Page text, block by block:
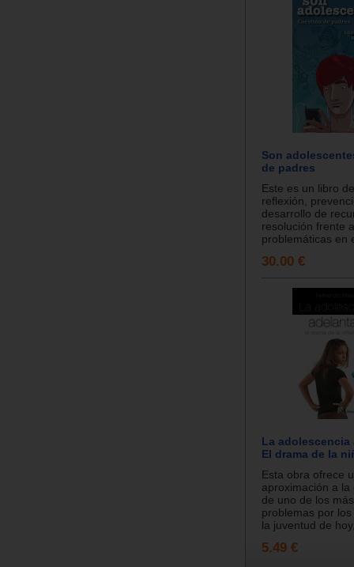
Son
de padres
Este es un libro
reflexión,
desarrollo de
resolución frente
problemáticas en
30.00 €
La adolescencia
El drama de la
Esta obra ofrece
aproximación a la
de uno de los
problemas por
la juventud de
5.49 €